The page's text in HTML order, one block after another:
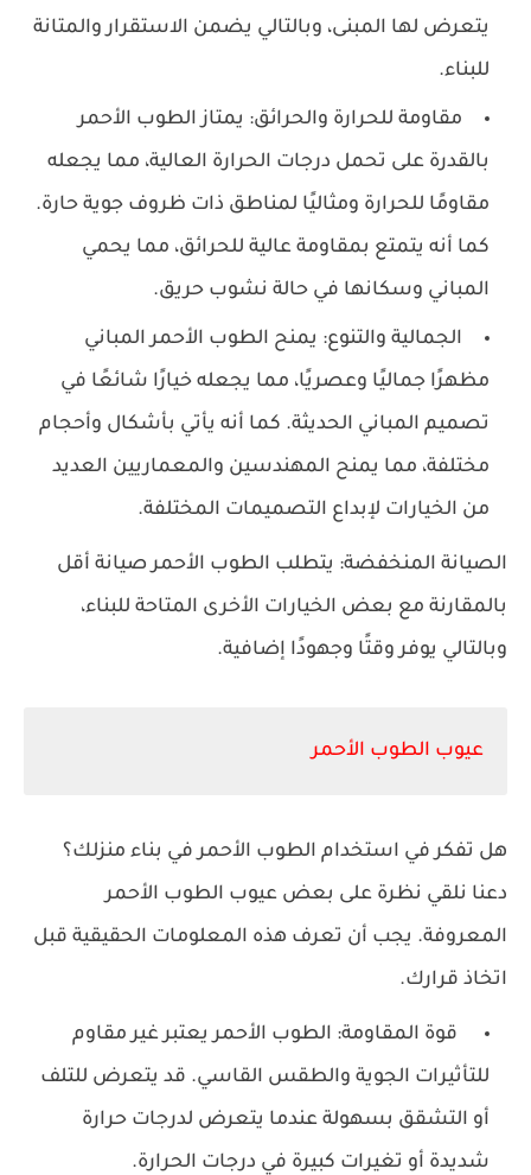
يتعرض لها المبنى، وبالتالي يضمن الاستقرار والمتانة
للبناء.
مقاومة للحرارة والحرائق: يمتاز الطوب الأحمر
بالقدرة على تحمل درجات الحرارة العالية، مما يجعله
مقاومًا للحرارة ومثاليًا لمناطق ذات ظروف جوية حارة.
كما أنه يتمتع بمقاومة عالية للحرائق، مما يحمي
المباني وسكانها في حالة نشوب حريق.
الجمالية والتنوع: يمنح الطوب الأحمر المباني
مظهرًا جماليًا وعصريًا، مما يجعله خيارًا شائعًا في
تصميم المباني الحديثة. كما أنه يأتي بأشكال وأحجام
مختلفة، مما يمنح المهندسين والمعماريين العديد
من الخيارات لإبداع التصميمات المختلفة.
الصيانة المنخفضة: يتطلب الطوب الأحمر صيانة أقل
بالمقارنة مع بعض الخيارات الأخرى المتاحة للبناء،
وبالتالي يوفر وقتًا وجهودًا إضافية.
عيوب الطوب الأحمر
هل تفكر في استخدام الطوب الأحمر في بناء منزلك؟
دعنا نلقي نظرة على بعض عيوب الطوب الأحمر
المعروفة. يجب أن تعرف هذه المعلومات الحقيقية قبل
اتخاذ قرارك.
قوة المقاومة: الطوب الأحمر يعتبر غير مقاوم
للتأثيرات الجوية والطقس القاسي. قد يتعرض للتلف
أو التشقق بسهولة عندما يتعرض لدرجات حرارة
شديدة أو تغيرات كبيرة في درجات الحرارة.